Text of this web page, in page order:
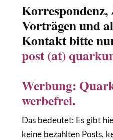
Korrespondenz,
Vorträgen und
Kontakt bitte
post (at)
Werbung:
werbefrei.
Das bedeutet: Es gibt
keine bezahlten Posts,